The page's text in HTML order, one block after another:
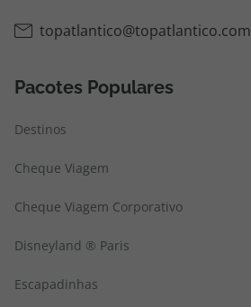
topatlantico@topatlantico.com
Pacotes Populares
Destinos
Cheque Viagem
Cheque Viagem Corporativo
Disneyland ® Paris
Escapadinhas